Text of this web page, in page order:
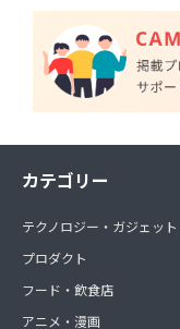
カテゴリー
テクノロジー・ガジェット
プロダクト
フード・飲食店
アニメ・漫画